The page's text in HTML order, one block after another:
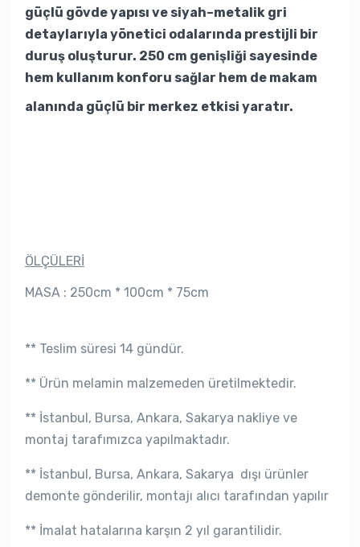
güçlü gövde yapısı ve siyah–metalik gri
detaylarıyla yönetici odalarında prestijli bir
duruş oluşturur. 250 cm genişliği sayesinde
hem kullanım konforu sağlar hem de makam
alanında güçlü bir merkez etkisi yaratır.
ÖLÇÜLERİ
MASA : 250cm * 100cm * 75cm
** Teslim süresi 14 gündür.
** Ürün melamin malzemeden üretilmektedir.
** İstanbul, Bursa, Ankara, Sakarya nakliye ve
montaj tarafımızca yapılmaktadır.
** İstanbul, Bursa, Ankara, Sakarya dışı ürünler
demonte gönderilir, montajı alıcı tarafından yapılır
** İmalat hatalarına karşın 2 yıl garantilidir.